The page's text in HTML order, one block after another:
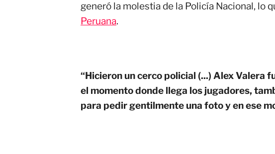
generó la molestia de la Policía Nacional, lo
Peruana.
“Hicieron un cerco policial (...) Alex Valera
el momento donde llega los jugadores,
para pedir gentilmente una foto y en ese